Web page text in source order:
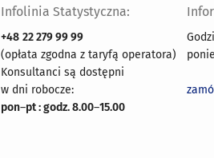
Infolinia Statystyczna:
+48 22 279 99 99
(opłata zgodna z taryfą operatora)
Konsultanci są dostępni
w dni robocze:
pon–pt : godz. 8.00–15.00